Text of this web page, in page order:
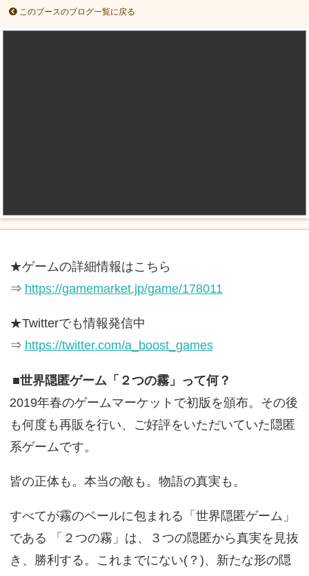
このブースのブログ一覧に戻る
★ゲームの詳細情報はこちら
⇒ https://gamemarket.jp/game/178011
★Twitterでも情報発信中
⇒ https://twitter.com/a_boost_games
■世界隠匿ゲーム「２つの霧」って何？
2019年春のゲームマーケットで初版を頒布。その後
も何度も再販を行い、ご好評をいただいていた隠匿
系ゲームです。
皆の正体も。本当の敵も。物語の真実も。
すべてが霧のベールに包まれる「世界隠匿ゲーム」
である 「２つの霧」は、３つの隠匿から真実を見抜
き、勝利する。これまでにない(？)、新たな形の隠